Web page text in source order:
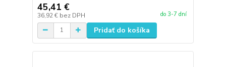
45,41 €
36,92 € bez DPH do 3-7 dní
Pridať do košíka